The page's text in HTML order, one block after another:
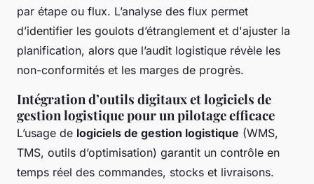
par étape ou flux. L’analyse des flux permet
d’identifier les goulots d’étranglement et d'ajuster la
planification, alors que l’audit logistique révèle les
non-conformités et les marges de progrès.
Intégration d’outils digitaux et logiciels de
gestion logistique pour un pilotage efficace
L’usage de logiciels de gestion logistique (WMS,
TMS, outils d’optimisation) garantit un contrôle en
temps réel des commandes, stocks et livraisons.